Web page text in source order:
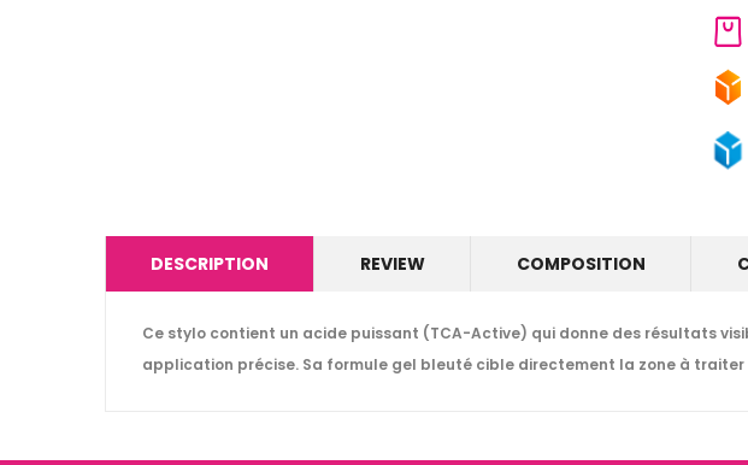
DESCRIPTION REVIEW COMPOSITION
Ce stylo contient un acide puissant (TCA-Active) qui donne des résultats
application précise. Sa formule gel bleuté cible directement la zone à traiter